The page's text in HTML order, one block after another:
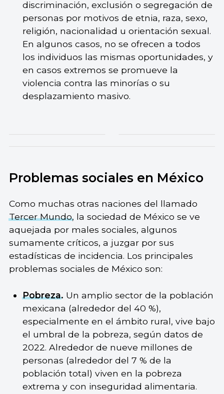
discriminación, exclusión o segregación de
personas por motivos de etnia, raza, sexo,
religión, nacionalidad u orientación sexual.
En algunos casos, no se ofrecen a todos
los individuos las mismas oportunidades, y
en casos extremos se promueve la
violencia contra las minorías o su
desplazamiento masivo.
Problemas sociales en México
Como muchas otras naciones del llamado
Tercer Mundo, la sociedad de México se ve
aquejada por males sociales, algunos
sumamente críticos, a juzgar por sus
estadísticas de incidencia. Los principales
problemas sociales de México son:
Pobreza. Un amplio sector de la población
mexicana (alrededor del 40 %),
especialmente en el ámbito rural, vive bajo
el umbral de la pobreza, según datos de
2022. Alrededor de nueve millones de
personas (alrededor del 7 % de la
población total) viven en la pobreza
extrema y con inseguridad alimentaria.